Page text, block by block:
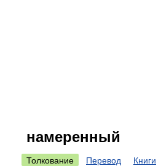
намеренный
Толкование Перевод Книги